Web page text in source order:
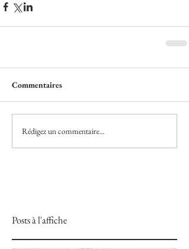
Commentaires
Rédigez un commentaire...
Posts à l'affiche